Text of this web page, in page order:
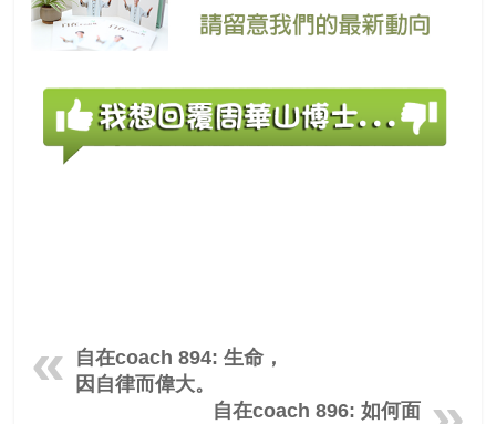
自在coach 894: 生命，
因自律而偉大。
自在coach 896: 如何面